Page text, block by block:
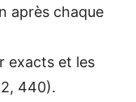
après chaque
exacts et les
440).